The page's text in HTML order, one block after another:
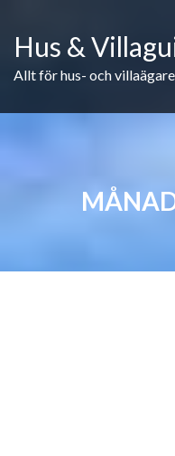
content
Hus &
Allt för hus- och villaägare